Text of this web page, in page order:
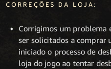
CORREÇÕES DA LOJA:
Corrigimos um problema
ser solicitados a comprar
iniciado o processo de
loja do jogo ao tentar